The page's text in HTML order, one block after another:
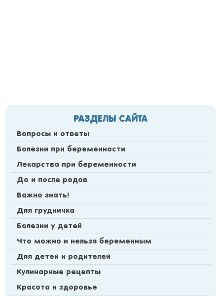
РАЗДЕЛЫ САЙТА
Вопросы и ответы
Болезни при беременности
Лекарства при беременности
До и после родов
Важно знать!
Для грудничка
Болезни у детей
Что можно и нельзя беременным
Для детей и родителей
Кулинарные рецепты
Красота и здоровье